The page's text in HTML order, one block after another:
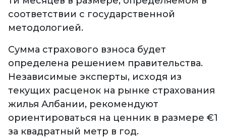
соответствии с государственной
методологией.
Сумма страхового взноса будет
определена решением правительства.
Независимые эксперты, исходя из
текущих расценок на рынке страхования
жилья Албании, рекомендуют
ориентироваться на ценник в размере €1
за квадратный метр в год.